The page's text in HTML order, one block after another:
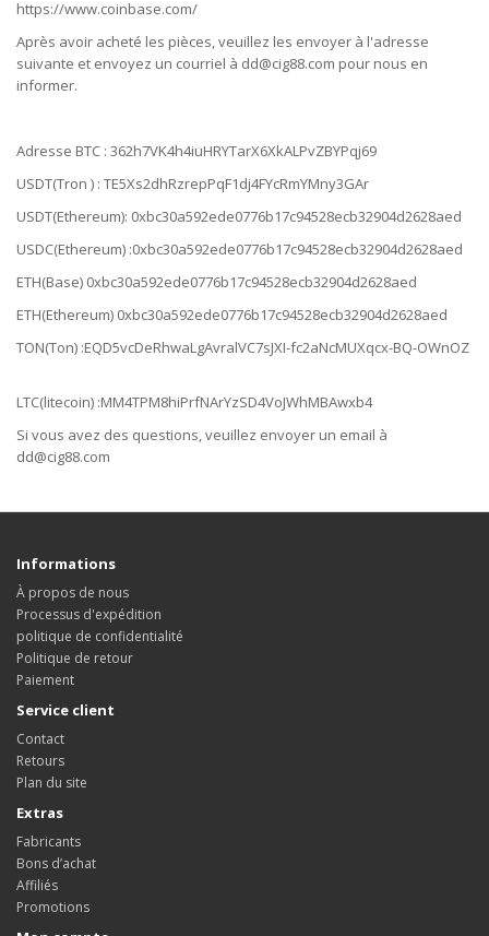
https://www.coinbase.com/
Après avoir acheté les pièces, veuillez les envoyer à l'adresse
suivante et envoyez un courriel à dd@cig88.com pour nous en
informer.
Adresse BTC : 362h7VK4h4iuHRYTarX6XkALPvZBYPqj69
USDT(Tron ) : TE5Xs2dhRzrepPqF1dj4FYcRmYMny3GAr
USDT(Ethereum): 0xbc30a592ede0776b17c94528ecb32904d2628aed
USDC(Ethereum) :0xbc30a592ede0776b17c94528ecb32904d2628aed
ETH(Base) 0xbc30a592ede0776b17c94528ecb32904d2628aed
ETH(Ethereum) 0xbc30a592ede0776b17c94528ecb32904d2628aed
TON(Ton) :EQD5vcDeRhwaLgAvralVC7sJXI-fc2aNcMUXqcx-BQ-OWnOZ
LTC(litecoin) :MM4TPM8hiPrfNArYzSD4VoJWhMBAwxb4
Si vous avez des questions, veuillez envoyer un email à
dd@cig88.com
Informations
À propos de nous
Processus d'expédition
politique de confidentialité
Politique de retour
Paiement
Service client
Contact
Retours
Plan du site
Extras
Fabricants
Bons d’achat
Affiliés
Promotions